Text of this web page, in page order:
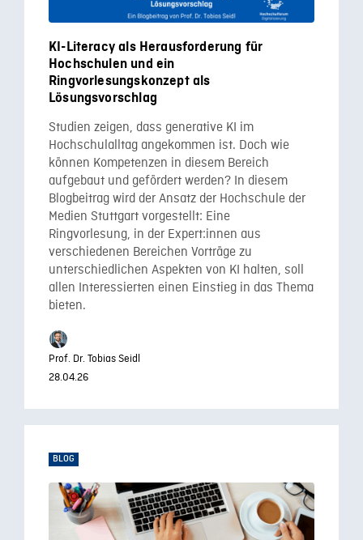
KI-Literacy als Herausforderung für
Hochschulen und ein
Ringvorlesungskonzept als
Lösungsvorschlag
Studien zeigen, dass generative KI im
Hochschulalltag angekommen ist. Doch wie
können Kompetenzen in diesem Bereich
aufgebaut und gefördert werden? In diesem
Blogbeitrag wird der Ansatz der Hochschule der
Medien Stuttgart vorgestellt: Eine
Ringvorlesung, in der Expert:innen aus
verschiedenen Bereichen Vorträge zu
unterschiedlichen Aspekten von KI halten, soll
allen Interessierten einen Einstieg in das Thema
bieten.
Prof. Dr. Tobias Seidl
28.04.26
BLOG